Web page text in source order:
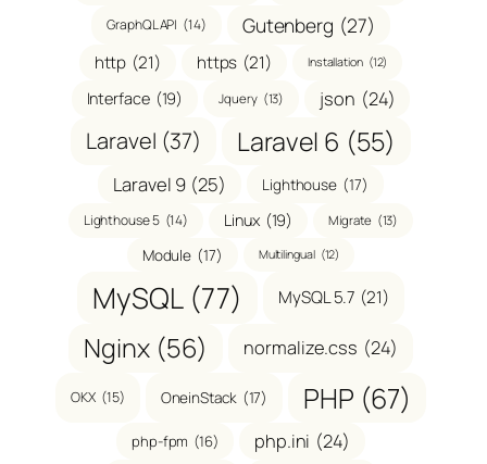
GraphQL API (14) Gutenberg (27)
http (21) https (21) Installation (12)
Interface (19) Jquery (13) json (24)
Laravel (37) Laravel 6 (55)
Laravel 9 (25) Lighthouse (17)
Lighthouse 5 (14) Linux (19) Migrate (13)
Module (17) Multilingual (12)
MySQL (77) MySQL 5.7 (21)
Nginx (56) normalize.css (24)
OKX (15) OneinStack (17) PHP (67)
php-fpm (16) php.ini (24)